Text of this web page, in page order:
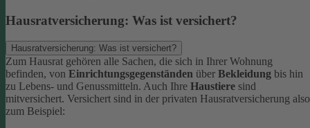
Hausratversicherung: Was ist versichert?
Hausratversicherung: Was ist versichert?
Zum Hausrat gehören alle Sachen, die sich in Ihrer Wohnung
befinden, von Einrichtungsgegenständen über Bekleidung bis hin
zu Lebens- und Genussmitteln. Auch Ihre Haustiere sind
mitversichert. Versichert sind in der privaten Hausratversicherung also
zum Beispiel: